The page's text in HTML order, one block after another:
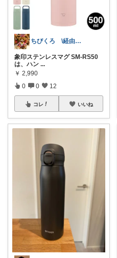
ちびくろ \経由購入ありがとうござます/
象印ステンレスマグ SM‑RS50
は、ハン ...
￥ 2,990
0 0 12
コレ いいね